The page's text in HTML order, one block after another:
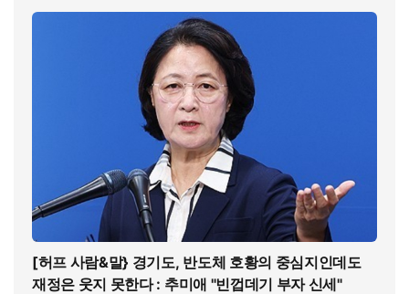
[허프 사람&말} 경기도, 반도체 호황의 중심지인데도
재정은 웃지 못한다 : 추미애 "빈껍데기 부자 신세"